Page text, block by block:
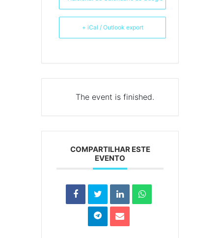
+ iCal / Outlook export
The event is finished.
COMPARTILHAR ESTE
EVENTO